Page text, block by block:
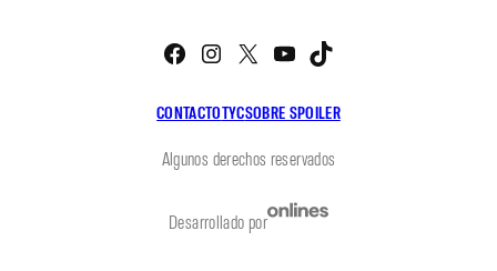
CONTACTOTYCSOBRE SPOILER
Facebook
Instagram
X YouTube
Algunos derechos reservados
Desarrollado por